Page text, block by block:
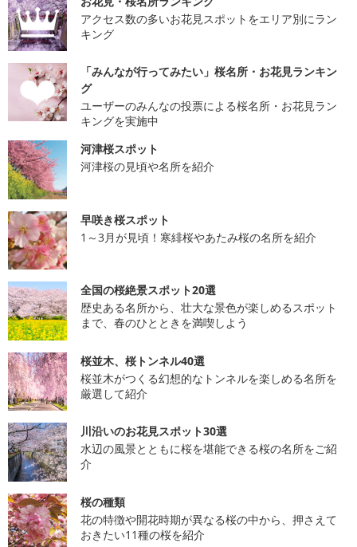
アクセス数の多いお花見スポットをエリア別にラン
キング
「みんなが行ってみたい」桜名所・お花見ランキン
グ
ユーザーのみんなの投票による桜名所・お花見ラン
キングを実施中
河津桜スポット
河津桜の見頃や名所を紹介
早咲き桜スポット
1～3月が見頃！寒緋桜やあたみ桜の名所を紹介
全国の桜絶景スポット20選
歴史ある名所から、壮大な景色が楽しめるスポット
まで、春のひとときを満喫しよう
桜並木、桜トンネル40選
桜並木がつくる幻想的なトンネルを楽しめる名所を
厳選して紹介
川沿いのお花見スポット30選
水辺の風景とともに桜を堪能できる桜の名所をご紹
介
桜の種類
花の特徴や開花時期が異なる桜の中から、押さえて
おきたい11種の桜を紹介